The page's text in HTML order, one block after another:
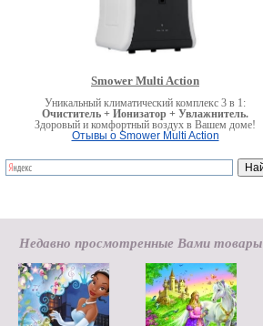
Smower Multi Action
Уникальный климатический комплекс 3 в 1:
Очиститель + Ионизатор + Увлажнитель.
Здоровый и комфортный воздух в Вашем доме!
Отывы о Smower Multi Action
Недавно просмотренные Вами товары